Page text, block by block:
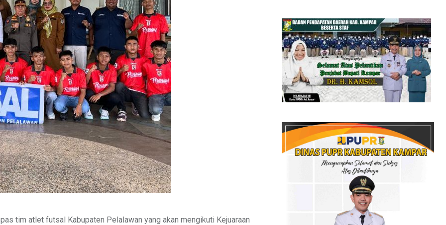
tim atlet futsal Kabupaten Pelalawan yang akan mengikuti Kejuaraan